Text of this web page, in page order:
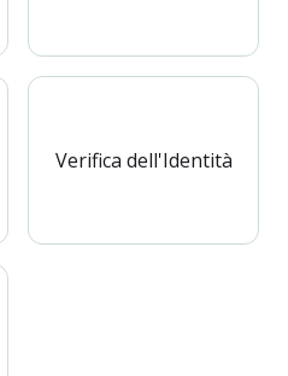
Verifica dell'Identità